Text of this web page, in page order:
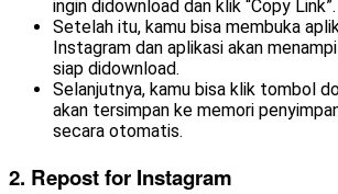
ingin didownload dan klik “Copy Link”.
Setelah itu, kamu bisa membuka
Instagram dan aplikasi akan
siap didownload.
Selanjutnya, kamu bisa klik tombol
akan tersimpan ke memori
secara otomatis.
2. Repost for Instagram